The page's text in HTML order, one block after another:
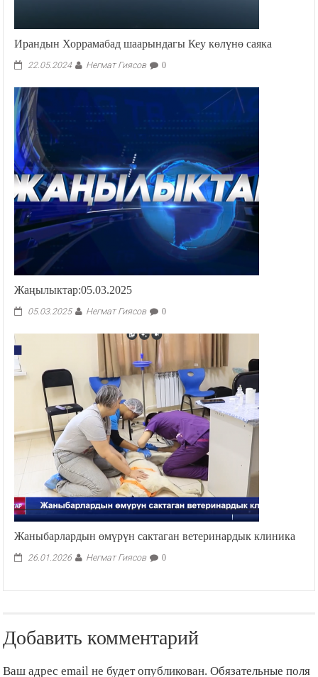
Ирандын Хоррамабад шаарындагы Кеу көлүнө саяка
22.05.2024 Негмат Гиясов 0
Жаңылыктар:05.03.2025
05.03.2025 Негмат Гиясов 0
Жаныбарлардын өмүрүн сактаган ветеринардык клиника
26.01.2026 Негмат Гиясов 0
Добавить комментарий
Ваш адрес email не будет опубликован. Обязательные поля